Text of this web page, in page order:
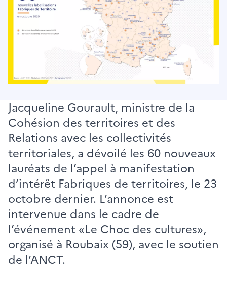
Jacqueline Gourault, ministre de la
Cohésion des territoires et des
Relations avec les collectivités
territoriales, a dévoilé les 60 nouveaux
lauréats de l’appel à manifestation
d’intérêt Fabriques de territoires, le 23
octobre dernier. L’annonce est
intervenue dans le cadre de
l’événement «Le Choc des cultures»,
organisé à Roubaix (59), avec le soutien
de l’ANCT.